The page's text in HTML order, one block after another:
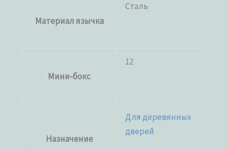
Материал язычка
Сталь
Мини-бокс
12
Назначение
Для деревянных
дверей